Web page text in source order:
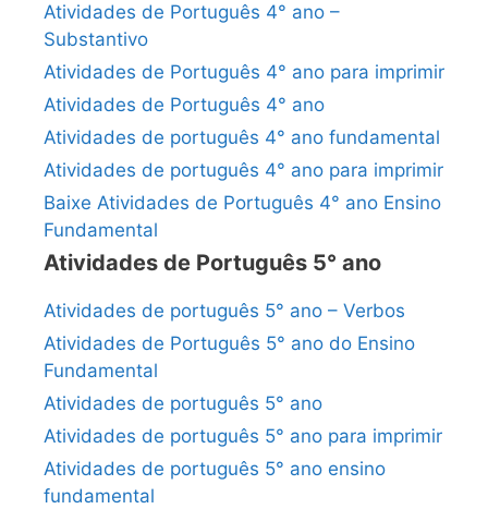
Atividades de Português 4° ano –
Substantivo
Atividades de Português 4° ano para imprimir
Atividades de Português 4° ano
Atividades de português 4° ano fundamental
Atividades de português 4° ano para imprimir
Baixe Atividades de Português 4° ano Ensino
Fundamental
Atividades de Português 5° ano
Atividades de português 5° ano – Verbos
Atividades de Português 5° ano do Ensino
Fundamental
Atividades de português 5° ano
Atividades de português 5° ano para imprimir
Atividades de português 5° ano ensino
fundamental